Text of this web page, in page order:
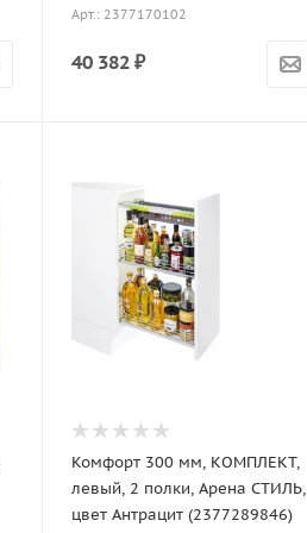
Арт.: 2377170102
40 382 ₽
Комфорт 300 мм, КОМПЛЕКТ,
левый, 2 полки, Арена СТИЛЬ,
цвет Антрацит (2377289846)